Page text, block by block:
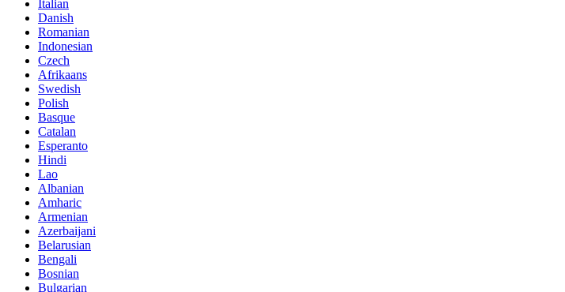
Italian
Danish
Romanian
Indonesian
Czech
Afrikaans
Swedish
Polish
Basque
Catalan
Esperanto
Hindi
Lao
Albanian
Amharic
Armenian
Azerbaijani
Belarusian
Bengali
Bosnian
Bulgarian